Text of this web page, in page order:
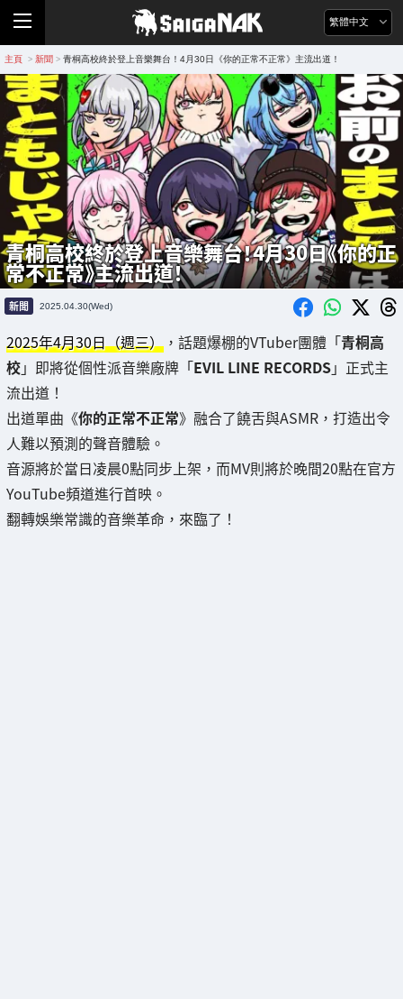
繁體中文
主頁 > 新聞 > 青桐高校終於登上音樂舞台！4月30日《你的正常不正常》主流出道！
青桐高校終於登上音樂舞台！4月30日《你的正
常不正常》主流出道！
新聞 2025.04.30(Wed)
2025年4月30日（週三） ，話題爆棚的VTuber團體「青桐高
校」即將從個性派音樂廠牌「EVIL LINE RECORDS」正式主
流出道！
出道單曲《你的正常不正常》融合了饒舌與ASMR，打造出令
人難以預測的聲音體驗。
音源將於當日凌晨0點同步上架，而MV則將於晚間20點在官方
YouTube頻道進行首映。
翻轉娛樂常識的音樂革命，來臨了！